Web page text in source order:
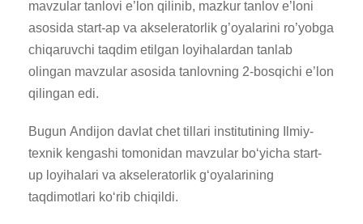
mavzular tanlovi e’lon qilinib, mazkur tanlov e’loni
asosida start-ap va akseleratorlik g’oyalarini ro’yobga
chiqaruvchi taqdim etilgan loyihalardan tanlab
olingan mavzular asosida tanlovning 2-bosqichi e’lon
qilingan edi.
Bugun Andijon davlat chet tillari institutining Ilmiy-
texnik kengashi tomonidan mavzular boʻyicha start-
up loyihalari va akseleratorlik gʻoyalarining
taqdimotlari koʻrib chiqildi.